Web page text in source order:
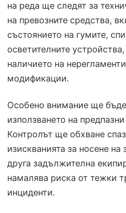
на реда ще следят за
на превозните средства,
състоянието на гумите,
осветителните
наличието на
модификации.
Особено внимание ще
използването на
Контролът ще обхване
изискванията за носене
друга задължителна
намалява риска от тежки
инциденти.